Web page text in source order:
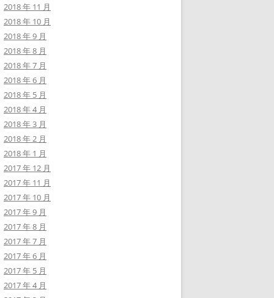
2018 年 11 月
2018 年 10 月
2018 年 9 月
2018 年 8 月
2018 年 7 月
2018 年 6 月
2018 年 5 月
2018 年 4 月
2018 年 3 月
2018 年 2 月
2018 年 1 月
2017 年 12 月
2017 年 11 月
2017 年 10 月
2017 年 9 月
2017 年 8 月
2017 年 7 月
2017 年 6 月
2017 年 5 月
2017 年 4 月